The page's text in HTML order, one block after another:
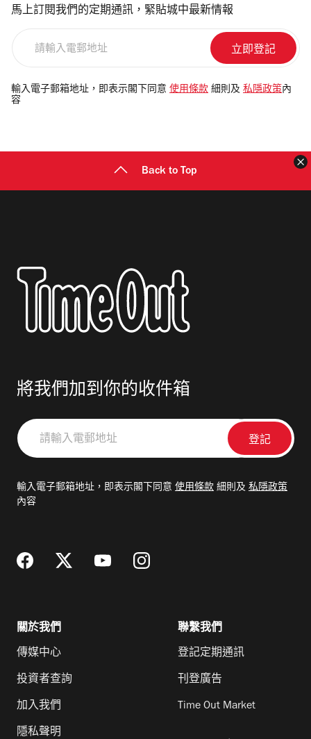
馬上訂閱我們的定期通訊，緊貼城中最新情報
電
郵
輸入電子郵箱地址，即表示閣下同意 使用條款 細則及 私隱政策 內
容
Back to Top
將我們加到你的收件箱
請
輸
郵
輸入電子郵箱地址，即表示閣下同意 使用條款 細則及 私隱政策
內容
關於我們
傳媒中心
投資者查詢
加入我們
隱私聲明
聯繫我們
登記定期通訊
刊登廣告
Time Out Market